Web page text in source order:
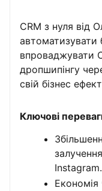
CRM з нуля від
автоматизувати
впроваджувати
дропшипінгу
свій бізнес
Ключові
Instagram.